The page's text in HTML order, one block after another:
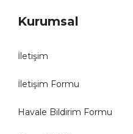
Kurumsal
İletişim
İletişim Formu
Havale Bildirim Formu